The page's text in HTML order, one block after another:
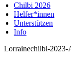
Chilbi 2026
Helfer*innen
Unterstützen
Info
Lorrainechilbi-2023-